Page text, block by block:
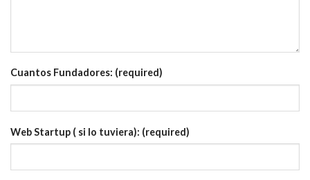
Cuantos Fundadores: (required)
Web Startup ( si lo tuviera): (required)